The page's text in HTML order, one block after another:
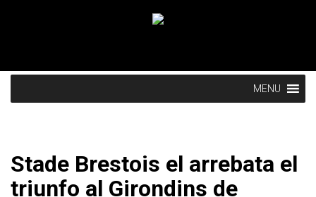
MENU
Stade Brestois el arrebata el
triunfo al Girondins de